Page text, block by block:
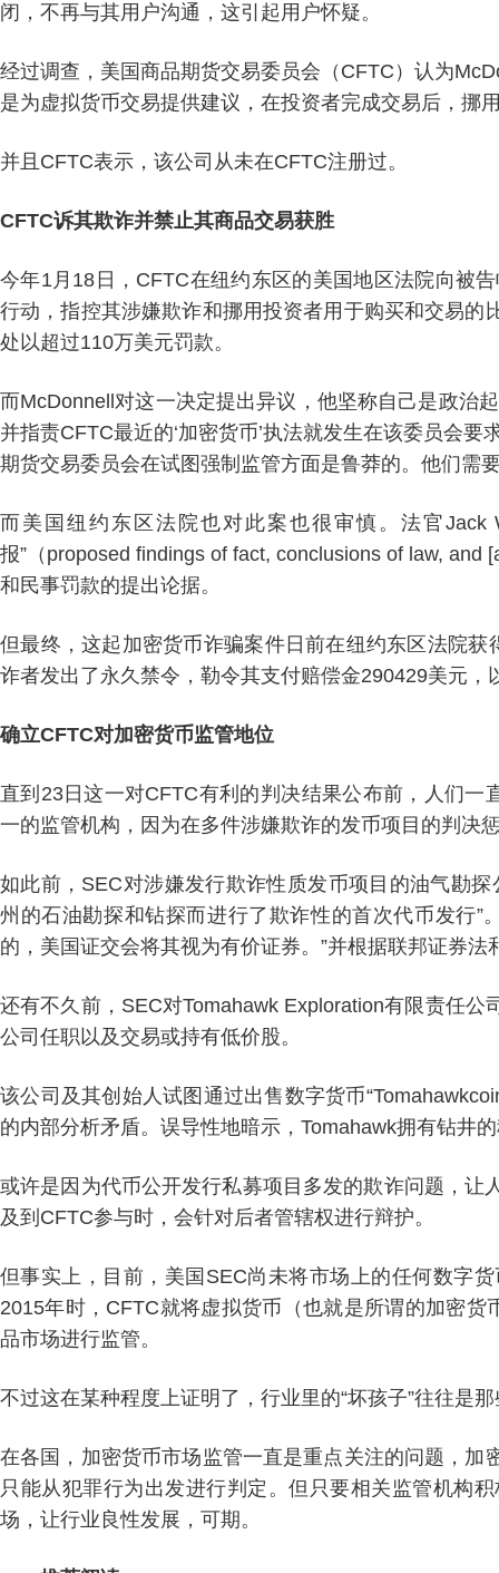
闭，不再与其用户沟通，这引起用户怀疑。
经过调查，美国商品期货交易委员会（CFTC）认为
是为虚拟货币交易提供建议，在投资者完成交易后，挪
并且CFTC表示，该公司从未在CFTC注册过。
CFTC诉其欺诈并禁止其商品交易获胜
今年1月18日，CFTC在纽约东区的美国地区法院向被
行动，指控其涉嫌欺诈和挪用投资者用于购买和交易
处以超过110万美元罚款。
而McDonnell对这一决定提出异议，他坚称自己是政治
并指责CFTC最近的‘加密货币’执法就发生在该委员会
期货交易委员会在试图强制监管方面是鲁莽的。他们需
而美国纽约东区法院也对此案也很审慎。法官Jack
报”（proposed findings of fact, conclusions of law,
和民事罚款的提出论据。
但最终，这起加密货币诈骗案件日前在纽约东区法院
诈者发出了永久禁令，勒令其支付赔偿金290429美元，
确立CFTC对加密货币监管地位
直到23日这一对CFTC有利的判决结果公布前，人们
一的监管机构，因为在多件涉嫌欺诈的发币项目的判决
如此前，SEC对涉嫌发行欺诈性质发币项目的油气勘
州的石油勘探和钻探而进行了欺诈性的首次代币发行
的，美国证交会将其视为有价证券。”并根据联邦证券
还有不久前，SEC对Tomahawk Exploration有限责任
公司任职以及交易或持有低价股。
该公司及其创始人试图通过出售数字货币
的内部分析矛盾。误导性地暗示，Tomahawk拥有钻井
或许是因为代币公开发行私募项目多发的欺诈问题，
及到CFTC参与时，会针对后者管辖权进行辩护。
但事实上，目前，美国SEC尚未将市场上的任何数字
2015年时，CFTC就将虚拟货币（也就是所谓的加密
品市场进行监管。
不过这在某种程度上证明了，行业里的“坏孩子”往往是
在各国，加密货币市场监管一直是重点关注的问题，
只能从犯罪行为出发进行判定。但只要相关监管机构
场，让行业良性发展，可期。